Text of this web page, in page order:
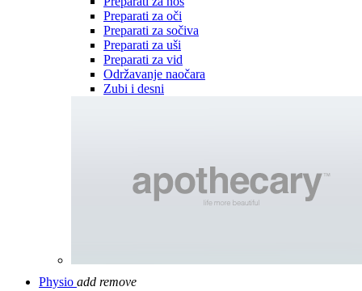
Preparati za oči
Preparati za sočiva
Preparati za uši
Preparati za vid
Održavanje naočara
Zubi i desni
Physio add remove